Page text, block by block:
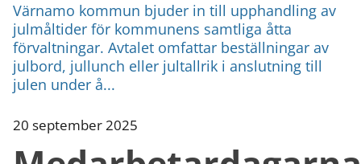
Värnamo kommun bjuder in till upphandling av
julmåltider för kommunens samtliga åtta
förvaltningar. Avtalet omfattar beställningar av
julbord, jullunch eller jultallrik i anslutning till
julen under å...
20 september 2025